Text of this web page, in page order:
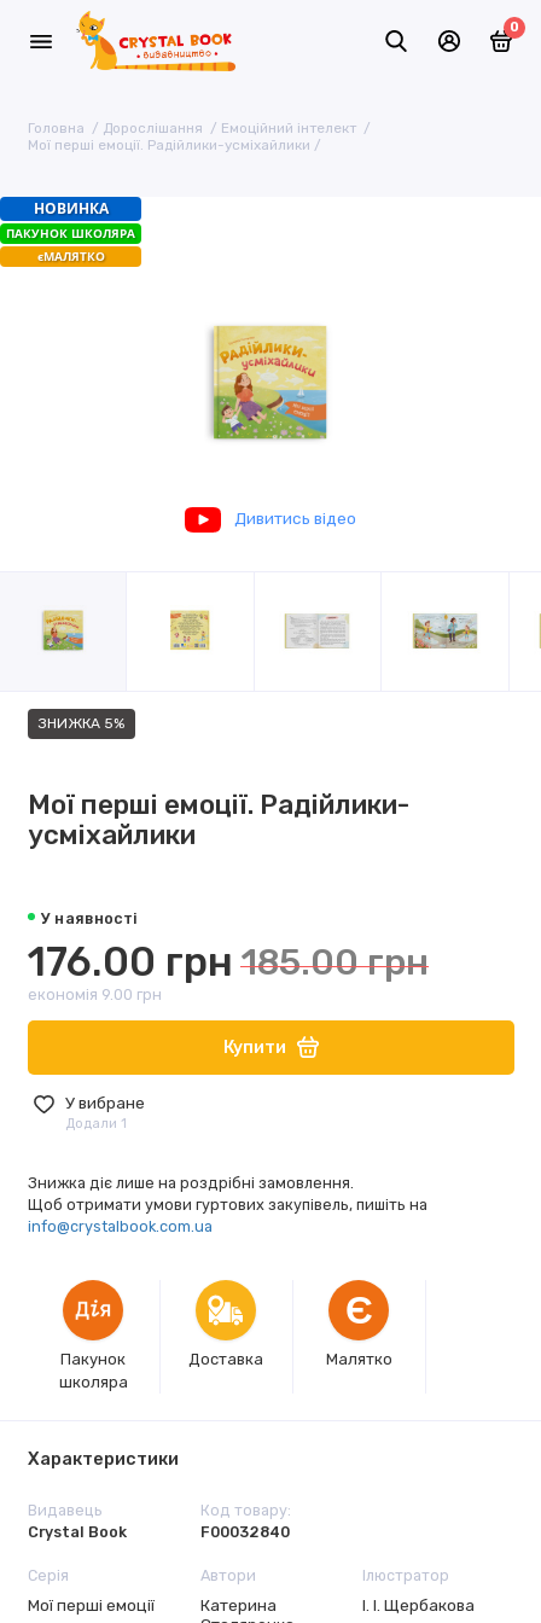
0
Головна Дорослішання
Емоційний інтелект
Мої перші емоції. Радійлики-усміхайлики
НОВИНКА
ПАКУНОК ШКОЛЯРА
єМАЛЯТКО
Дивитись відео
ЗНИЖКА 5%
Мої перші емоції. Радійлики-
усміхайлики
У наявності
176.00 грн 185.00 грн
економія 9.00 грн
Купити
У вибране
Додали 1
Знижка діє лише на роздрібні замовлення.
Щоб отримати умови гуртових закупівель, пишіть на
info@crystalbook.com.ua
Пакунок
школяра
Доставка
Є
Малятко
Характеристики
Видавець
Crystal Book
Код товару:
F00032840
Серія
Мої перші емоції
Автори
Катерина
Ілюстратор
І. І. Щербакова